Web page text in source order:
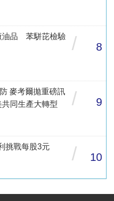
油品 苯駢芘檢驗
/ 8
麥考爾拋重磅訊
同生產大轉型
/ 9
挑戰每股3元
/ 10